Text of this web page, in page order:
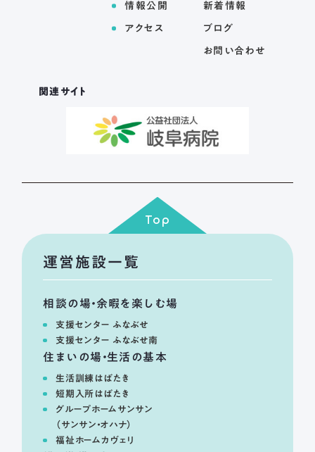
情報公開
アクセス
新着情報
ブログ
お問い合わせ
関連サイト
Top
運営施設一覧
相談の場・余暇を楽しむ場
支援センター ふなぶせ
支援センター ふなぶせ南
住まいの場・生活の基本
生活訓練はばたき
短期入所はばたき
グループホームサンサン
（サンサン・オハナ）
福祉ホームカヴェリ